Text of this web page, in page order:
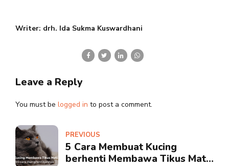
Writer: drh. Ida Sukma Kuswardhani
Leave a Reply
You must be logged in to post a comment.
PREVIOUS
5 Cara Membuat Kucing
berhenti Membawa Tikus Mati